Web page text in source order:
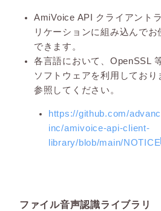
AmiVoice API クライアント
リケーションに組み込んで
できます。
各言語において、OpenSSL
ソフトウェアを利用しており
参照してください。
https://github.com/
inc/amivoice-api-client-
library/blob/main/NOTICE
ファイル音声認識ライブラリ